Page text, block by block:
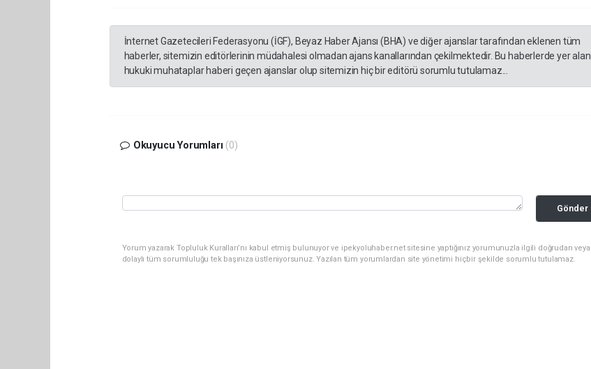
İnternet Gazetecileri Federasyonu (İGF), Beyaz Haber Ajansı (BHA) ve diğer ajanslar tarafından eklenen tüm
haberler, sitemizin editörlerinin müdahalesi olmadan ajans kanallarından çekilmektedir. Bu haberlerde yer alan
hukuki muhataplar haberi geçen ajanslar olup sitemizin hiç bir editörü sorumlu tutulamaz...
Okuyucu Yorumları (0)
Gönder
Yorum yazarak Topluluk Kuralları’nı kabul etmiş bulunuyor ve ipekyoluhaber.net sitesine yaptığınız yorumunuzla ilgili doğrudan veya
dolaylı tüm sorumluluğu tek başınıza üstleniyorsunuz. Yazılan tüm yorumlardan site yönetimi hiçbir şekilde sorumlu tutulamaz.